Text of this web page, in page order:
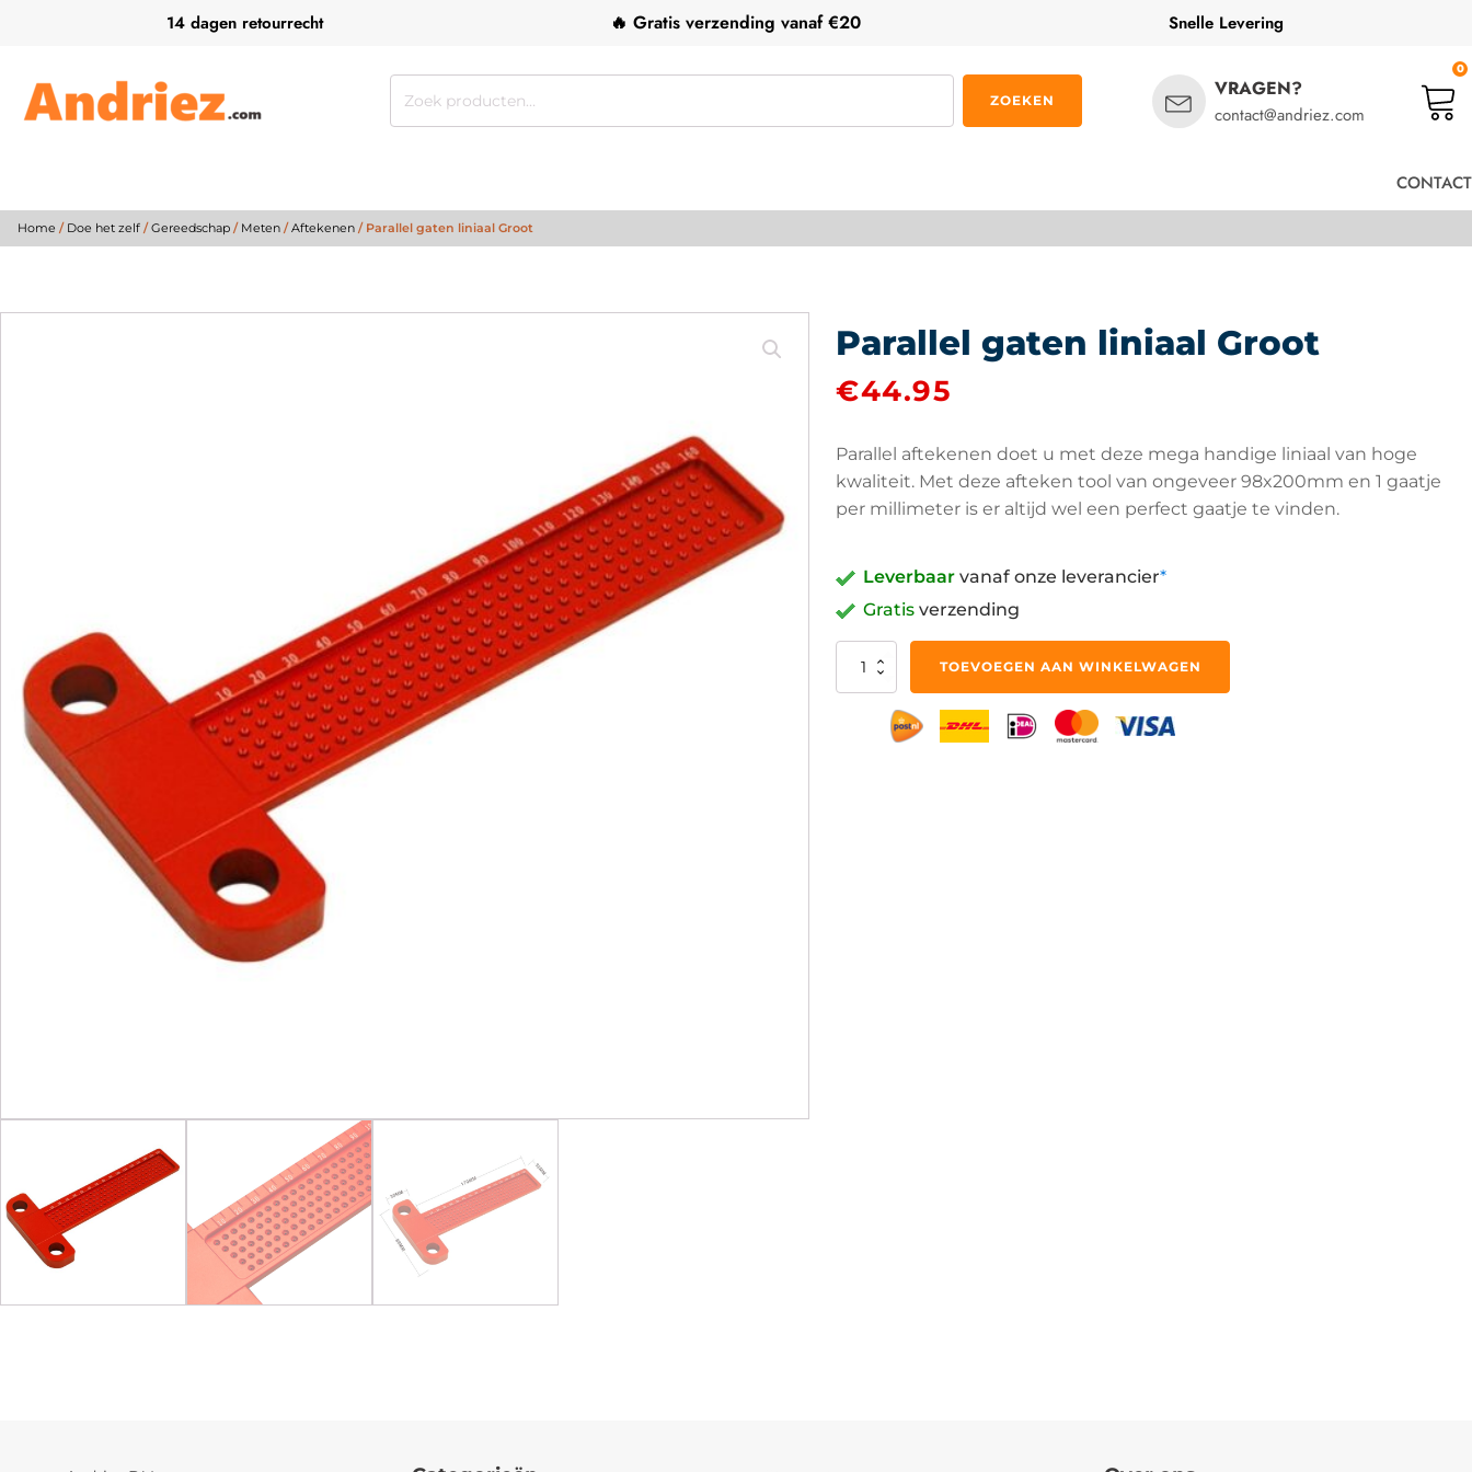
14 dagen retourrecht 🔥 Gratis verzending vanaf €20 Snelle Levering
Zoeken
ZOEKEN VRAGEN?
contact@andriez.com
0
CONTACT
Home / Doe het zelf /Gereedschap / Meten /Aftekenen / Parallel gaten liniaal Groot
Parallel gaten liniaal Groot
€44.95
Parallel aftekenen doet u met deze mega handige liniaal van hoge
kwaliteit. Met deze afteken tool van ongeveer 98x200mm en 1 gaatje
per millimeter is er altijd wel een perfect gaatje te vinden.
Leverbaar vanaf onze leverancier*
Gratis verzending
Parallel
TOEVOEGEN AAN WINKELWAGEN